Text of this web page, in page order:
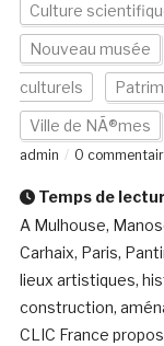
Culture
Nouveau musée
culturels
Ville de NÃ®mes
admin
0
Temps de
A Mulhouse,
Carhaix, Paris,
lieux artistiques,
construction,
CLIC France